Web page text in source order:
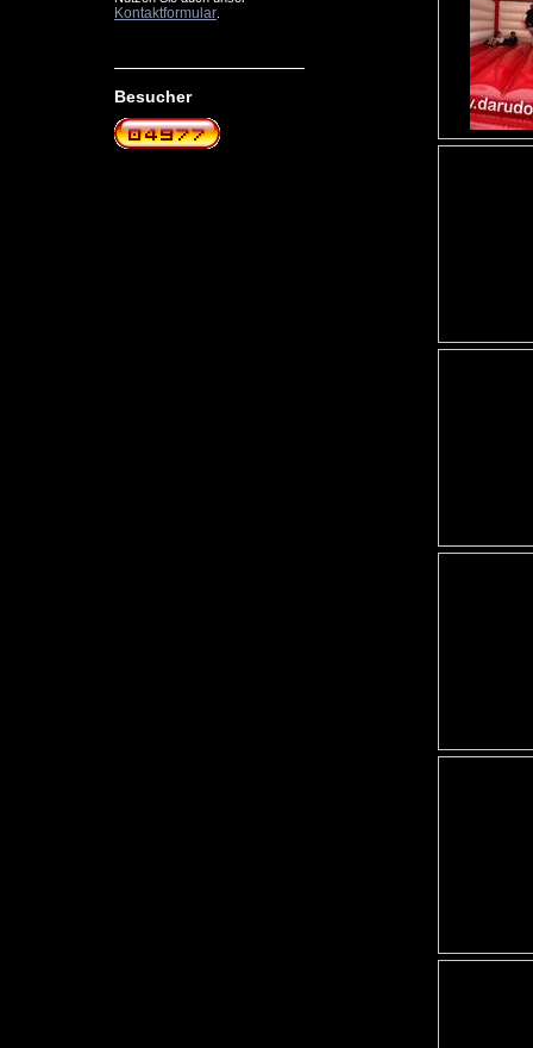
Kontaktformular
Besucher